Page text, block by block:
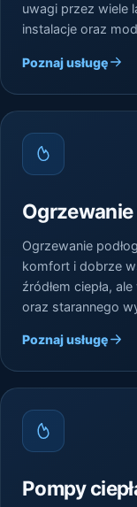
uwagi przez wiele
instalacje oraz
okolic.
Poznaj usługę
Ogrzewanie
Ogrzewanie
komfort i dobrze
źródłem ciepła,
oraz starannego
Poznaj usługę
Pompy